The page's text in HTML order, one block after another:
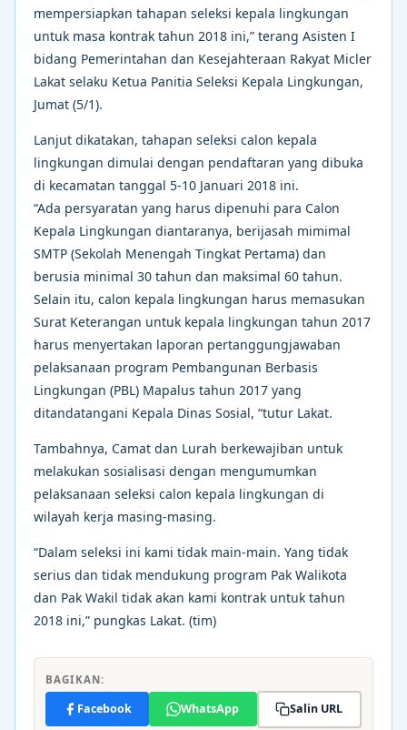
mempersiapkan tahapan seleksi kepala lingkungan
untuk masa kontrak tahun 2018 ini,” terang Asisten I
bidang Pemerintahan dan Kesejahteraan Rakyat Micler
Lakat selaku Ketua Panitia Seleksi Kepala Lingkungan,
Jumat (5/1).
Lanjut dikatakan, tahapan seleksi calon kepala
lingkungan dimulai dengan pendaftaran yang dibuka
di kecamatan tanggal 5-10 Januari 2018 ini.
“Ada persyaratan yang harus dipenuhi para Calon
Kepala Lingkungan diantaranya, berijasah mimimal
SMTP (Sekolah Menengah Tingkat Pertama) dan
berusia minimal 30 tahun dan maksimal 60 tahun.
Selain itu, calon kepala lingkungan harus memasukan
Surat Keterangan untuk kepala lingkungan tahun 2017
harus menyertakan laporan pertanggungjawaban
pelaksanaan program Pembangunan Berbasis
Lingkungan (PBL) Mapalus tahun 2017 yang
ditandatangani Kepala Dinas Sosial, “tutur Lakat.
Tambahnya, Camat dan Lurah berkewajiban untuk
melakukan sosialisasi dengan mengumumkan
pelaksanaan seleksi calon kepala lingkungan di
wilayah kerja masing-masing.
“Dalam seleksi ini kami tidak main-main. Yang tidak
serius dan tidak mendukung program Pak Walikota
dan Pak Wakil tidak akan kami kontrak untuk tahun
2018 ini,” pungkas Lakat. (tim)
BAGIKAN:
Facebook WhatsApp Salin URL